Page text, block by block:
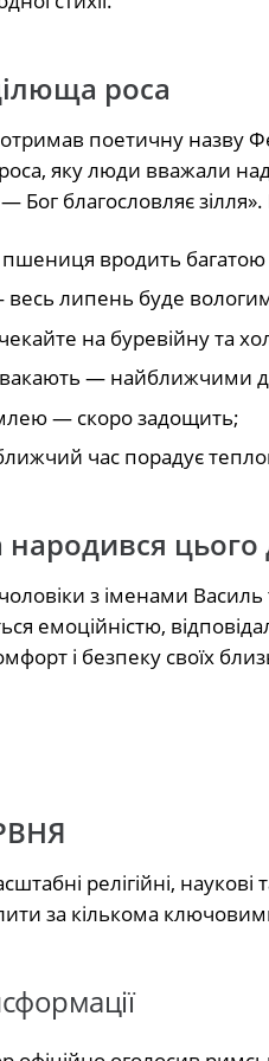
роса
поетичну назву
яку люди вважали
благословляє
вродить багатою
липень буде
на буревійну та
— найближчими
— скоро задощить;
час порадує
народився цього
з іменами
емоційністю,
і безпеку своїх
релігійні, наукові
за кількома